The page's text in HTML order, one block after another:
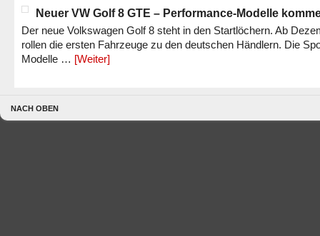
Neuer VW Golf 8 GTE – Performance-Modelle
Der neue Volkswagen Golf 8 steht in den Startlöchern. Ab
rollen die ersten Fahrzeuge zu den deutschen Händlern. Die
Modelle … [Weiter]
NACH OBEN